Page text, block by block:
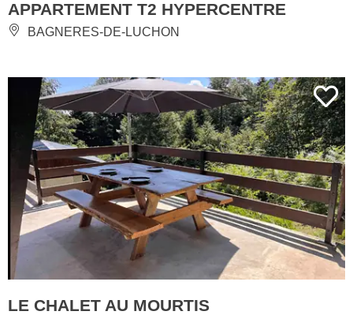
APPARTEMENT T2 HYPERCENTRE
BAGNERES-DE-LUCHON
LE CHALET AU MOURTIS